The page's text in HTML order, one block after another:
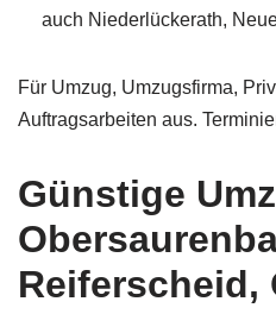
auch Niederlückerath,
Für Umzug, Umzugsfirma,
Auftragsarbeiten aus.
Günstige
Reiferscheid,